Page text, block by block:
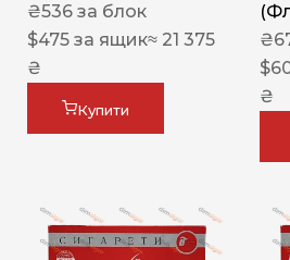
₴536 за блок
$475 за ящик≈ 21 375
₴
Купити
₴
$
₴